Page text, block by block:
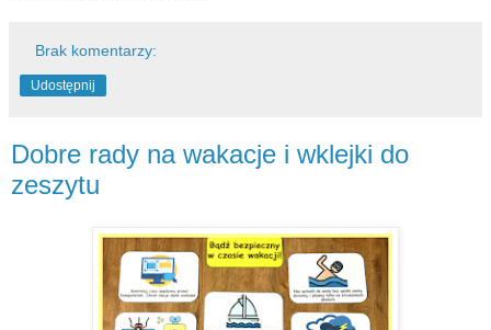
Brak komentarzy:
Udostępnij
Dobre rady na wakacje i wklejki do
zeszytu